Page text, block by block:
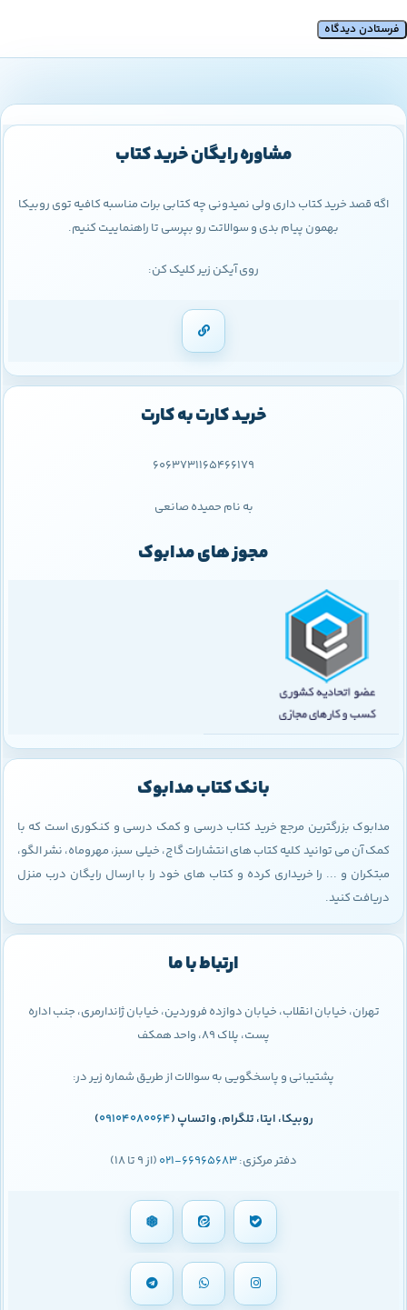
مشاوره رایگان خرید کتاب
اگه قصد خرید کتاب داری ولی نمیدونی چه کتابی برات مناسبه کافیه توی روبیکا
بهمون پیام بدی و سوالاتت رو بپرسی تا راهنماییت کنیم.
روی آیکن زیر کلیک کن:
خرید کارت به کارت
6063731165466179
به نام حمیده صانعی
مجوز های مدابوک
بانک کتاب مدابوک
مدابوک بزرگترین مرجع خرید کتاب درسی و کمک درسی و کنکوری است که با
کمک آن می توانید کلیه کتاب های انتشارات گاج، خیلی سبز، مهروماه، نشر الگو،
مبتکران و ... را خریداری کرده و کتاب های خود را با ارسال رایگان درب منزل
دریافت کنید.
ارتباط با ما
تهران، خیابان انقلاب، خیابان دوازده فروردین، خیابان ژاندارمری، جنب اداره
پست، پلاک 89، واحد همکف
پشتیبانی و پاسخگویی به سوالات از طریق شماره زیر در:
روبیکا، ایتا، تلگرام، واتساپ (09104080064
)
دفتر مرکزی:66965683-021 (از 9 تا 18)